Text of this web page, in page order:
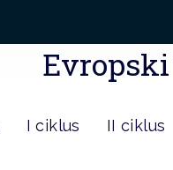
I ciklus II ciklus